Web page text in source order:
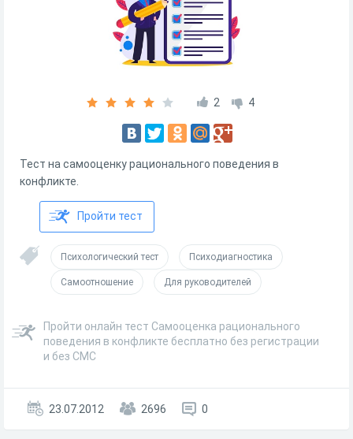
2 4
Тест на самооценку рационального поведения в
конфликте.
Пройти тест
Психологический тест Психодиагностика
Самоотношение Для руководителей
Пройти онлайн тест Самооценка рационального
поведения в конфликте бесплатно без регистрации
и без СМС
23.07.2012 2696 0